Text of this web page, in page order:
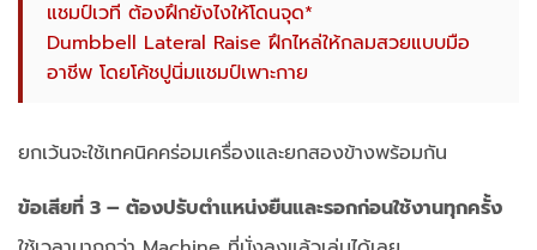
แชมป์เวที ต้องฝึกยังไงให้โดนจุด*
Dumbbell Lateral Raise ฝึกไหล่ให้กลมสวยแบบมือ
อาชีพ โดยโค้ชปูนิ่มแชมป์เพาะกาย
ยกเว้นจะใช้เทคนิคคร่อมเครื่องและยกสองข้างพร้อมกัน
ข้อเสียที่ 3 – ต้องปรับตำแหน่งยืนและรอกก่อนใช้งานทุกครั้ง